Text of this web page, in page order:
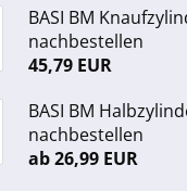
BASI BM
nachbestellen
45,79 EUR
BASI BM
nachbestellen
ab 26,99 EUR